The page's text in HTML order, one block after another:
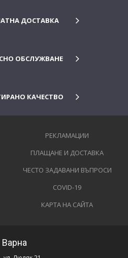
ДОСТАВКА
ОБСЛУЖВАНЕ
КАЧЕСТВО
РЕКЛАМАЦИИ
ПЛАЩАНЕ И ДОСТАВКА
ЧЕСТО ЗАДАВАНИ ВЪПРОСИ
COVID-19
КАРТА НА САЙТА
Варна